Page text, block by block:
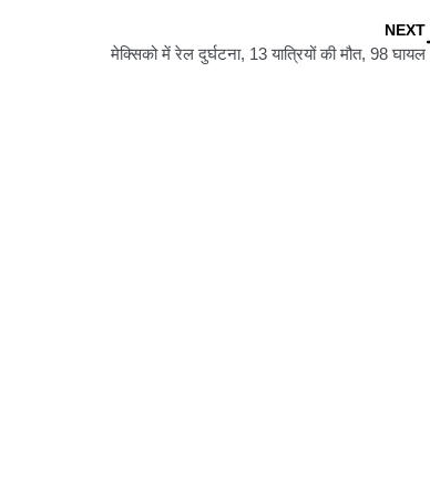
NEXT
मेक्सिको में रेल दुर्घटना, 13 यात्रियों की मौत, 98 घायल